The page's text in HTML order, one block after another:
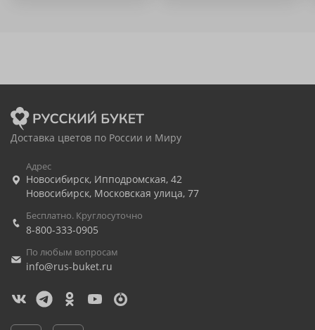
Доставка цветов по России и Миру
Адрес
Новосибирск, Ипподромская, 42
Новосибирск, Московская улица, 77
Бесплатно. Круглосуточно
8-800-333-0905
По любым вопросам
info@rus-buket.ru